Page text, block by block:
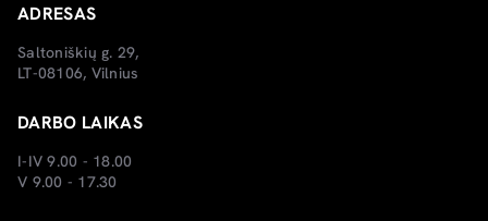
ADRESAS
Saltoniškių g. 29,
LT-08106, Vilnius
DARBO LAIKAS
I-IV 9.00 - 18.00
V 9.00 - 17.30